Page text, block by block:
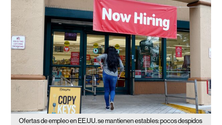
Ofertas de empleo en EE.UU. se mantienen estables: pocos despidos